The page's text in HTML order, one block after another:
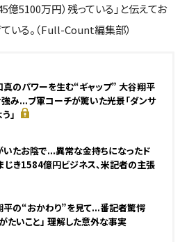
億5100万円）残っている」と伝えてお
いる。（Full-Count編集部）
真のパワーを生む“ギャップ” 大谷翔平
強み...ブ軍コーチが驚いた光景「ダンサ
」
いたお陰で...異常な金持ちになったド
じき1584億円ビジネス、米記者の主張
平の“おかわり”を見て...番記者驚愕
たいこと」 理解した意外な事実